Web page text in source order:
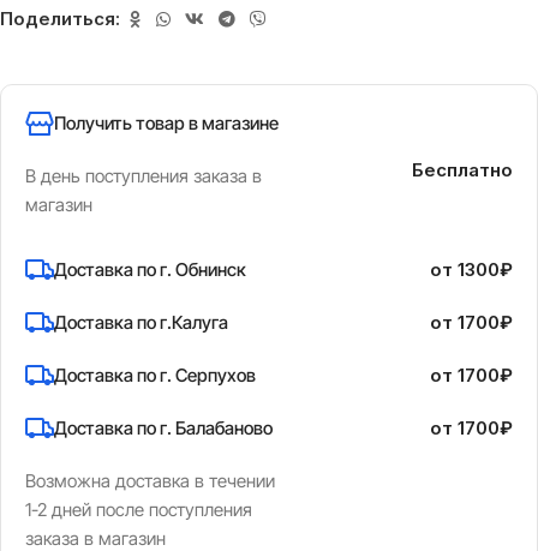
Поделиться:
Получить товар в магазине
В день поступления заказа в
магазин
Бесплатно
Доставка по г. Обнинск
Доставка по г.Калуга
Доставка по г. Серпухов
Доставка по г. Балабаново
Возможна доставка в течении
1-2 дней после поступления
заказа в магазин
от 1300₽
от 1700₽
от 1700₽
от 1700₽